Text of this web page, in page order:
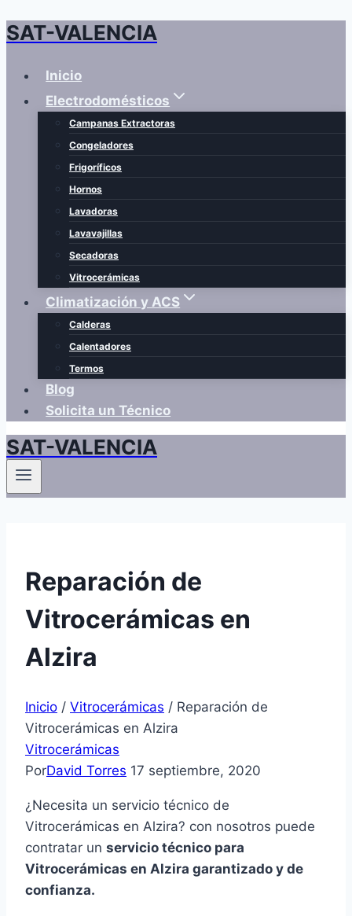
Saltar
contenido
SAT-VALENCIA
Inicio
Electrodomésticos
Campanas Extractoras
Congeladores
Frigoríficos
Hornos
Lavadoras
Lavavajillas
Secadoras
Vitrocerámicas
Climatización y ACS
Calderas
Calentadores
Termos
Blog
Solicita un Técnico
SAT-VALENCIA
Reparación de
Vitrocerámicas en
Alzira
Inicio / Vitrocerámicas / Reparación de
Vitrocerámicas en Alzira
Vitrocerámicas
PorDavid Torres 17 septiembre, 2020
¿Necesita un servicio técnico de
Vitrocerámicas en Alzira? con nosotros puede
contratar un servicio técnico para
Vitrocerámicas en Alzira garantizado y de
confianza.